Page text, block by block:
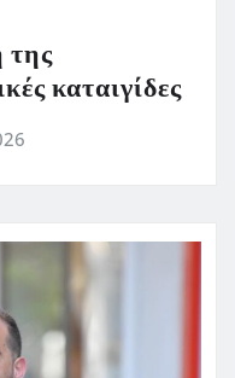
καταιγίδες